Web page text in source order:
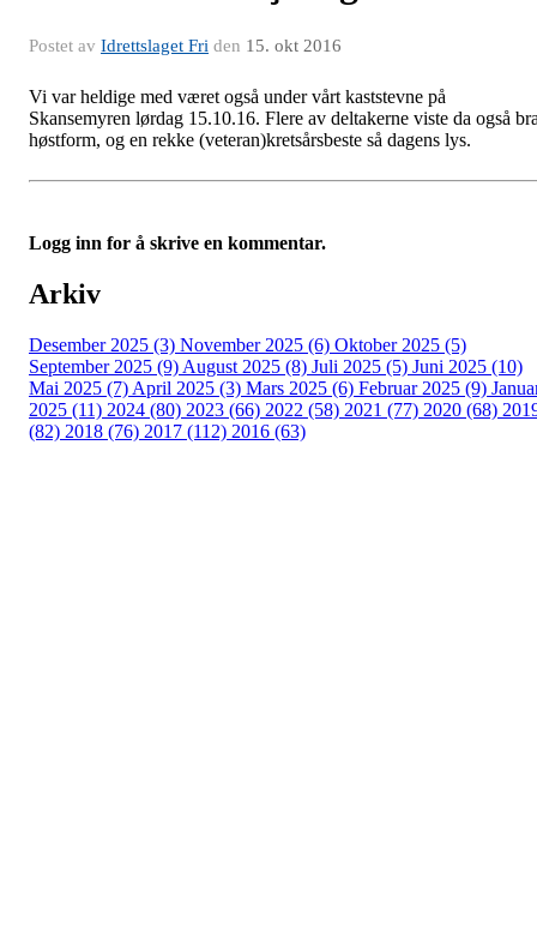
Postet av Idrettslaget Fri den 15. okt 2016
Vi var heldige med været også under vårt kaststevne på
Skansemyren lørdag 15.10.16. Flere av deltakerne viste da også
høstform, og en rekke (veteran)kretsårsbeste så dagens lys.
Logg inn for å skrive en kommentar.
Arkiv
Desember 2025 (3) November 2025 (6) Oktober 2025 (5)
September 2025 (9) August 2025 (8) Juli 2025 (5) Juni 2025 (10)
Mai 2025 (7) April 2025 (3) Mars 2025 (6) Februar 2025 (9)
2025 (11) 2024 (80) 2023 (66) 2022 (58) 2021 (77) 2020 (68)
(82) 2018 (76) 2017 (112) 2016 (63)